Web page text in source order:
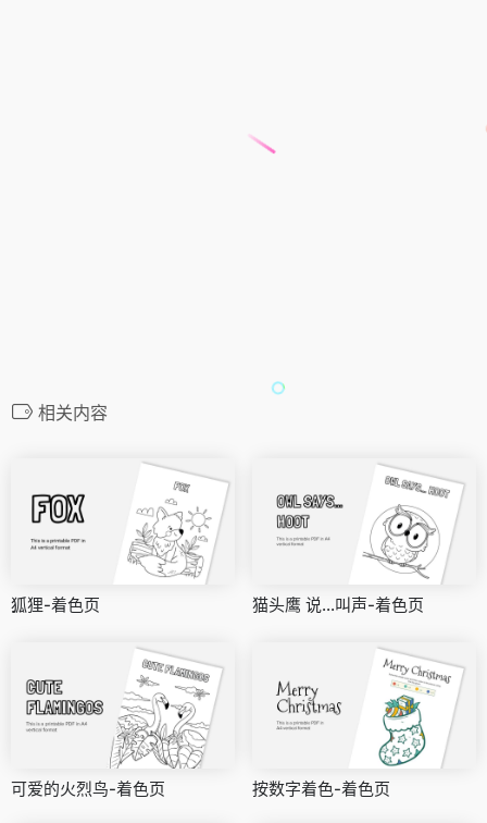
相关内容
狐狸-着色页 猫头鹰 说...叫声-着色页
可爱的火烈鸟-着色页 按数字着色-着色页